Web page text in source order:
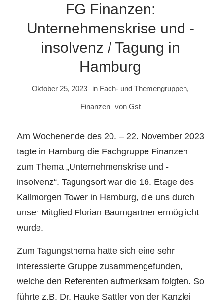
FG Finanzen:
Unternehmenskrise und -
insolvenz / Tagung in
Hamburg
Oktober 25, 2023 in Fach- und Themengruppen,
Finanzen von Gst
Am Wochenende des 20. – 22. November 2023
tagte in Hamburg die Fachgruppe Finanzen
zum Thema „Unternehmenskrise und -
insolvenz“. Tagungsort war die 16. Etage des
Kallmorgen Tower in Hamburg, die uns durch
unser Mitglied Florian Baumgartner ermöglicht
wurde.
Zum Tagungsthema hatte sich eine sehr
interessierte Gruppe zusammengefunden,
welche den Referenten aufmerksam folgten. So
führte z.B. Dr. Hauke Sattler von der Kanzlei